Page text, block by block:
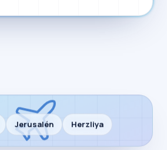
Jerusalén Herzliya